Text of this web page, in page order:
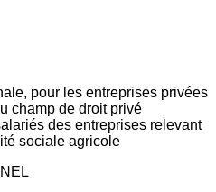
pour les entreprises privées
champ de droit privé
des entreprises relevant
sociale agricole